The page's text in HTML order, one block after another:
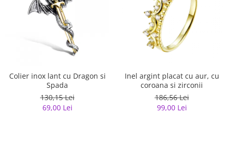
Colier inox lant cu Dragon si
Spada
130,15 Lei
69,00 Lei
Inel argint placat cu aur, cu
coroana si zirconii
186,56 Lei
99,00 Lei